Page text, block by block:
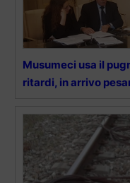
Musumeci usa il
ritardi, in arrivo